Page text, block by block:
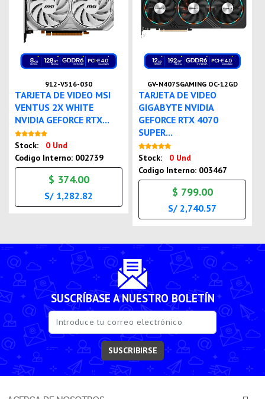
912-V516-030
TARJETA DE VIDEO MSI
VENTUS 2X WHITE
NVIDIA GEFORCE RTX...
Stock:
0 Und
Codigo Interno: 002739
$ 374.00
S/ 1,282.82
GV-N407SGAMING OC-12GD
TARJETA DE VIDEO
GIGABYTE NVIDIA
GEFORCE RTX 4070
SUPER...
Stock:
0 Und
Codigo Interno: 003467
$ 799.00
S/ 2,740.57
SUSCRÍBASE A NUESTRO BOLETÍN
SUSCRIBIRSE